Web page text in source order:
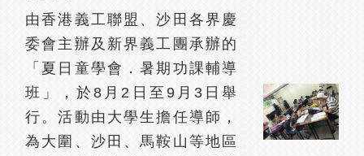
由香港義工聯盟、沙田各界慶
委會主辦及新界義工團承辦的
「夏日童學會．暑期功課輔導
班」，於8月2日至9月3日舉
行。活動由大學生擔任導師，
為大圍、沙田、馬鞍山等地區